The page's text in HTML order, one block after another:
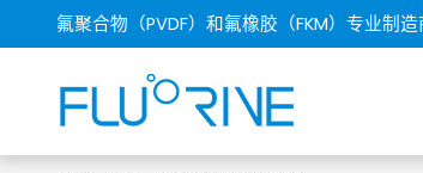
氟聚合物（PVDF）和氟橡胶（FKM）专业制造